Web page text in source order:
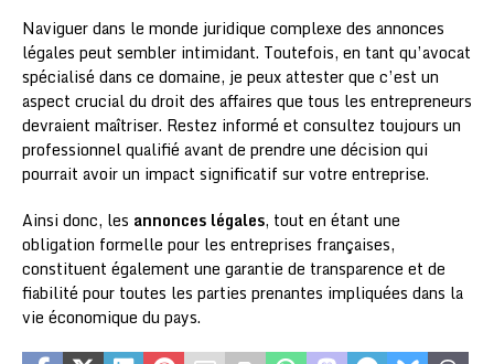
Naviguer dans le monde juridique complexe des annonces
légales peut sembler intimidant. Toutefois, en tant qu’avocat
spécialisé dans ce domaine, je peux attester que c’est un
aspect crucial du droit des affaires que tous les entrepreneurs
devraient maîtriser. Restez informé et consultez toujours un
professionnel qualifié avant de prendre une décision qui
pourrait avoir un impact significatif sur votre entreprise.
Ainsi donc, les annonces légales, tout en étant une
obligation formelle pour les entreprises françaises,
constituent également une garantie de transparence et de
fiabilité pour toutes les parties prenantes impliquées dans la
vie économique du pays.